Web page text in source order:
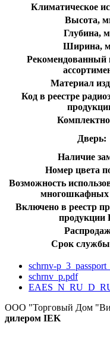
Климатическое
Высота,
Глубина,
Ширина,
Рекомендованный
Материал
Код в реестре
Дверь:
Наличие
Номер цвета
Возможность
Включено в реестр
продукции
Срок
schrnv-
schrnv_p.pdf
ООО "Торговый Дом
дилером IEK